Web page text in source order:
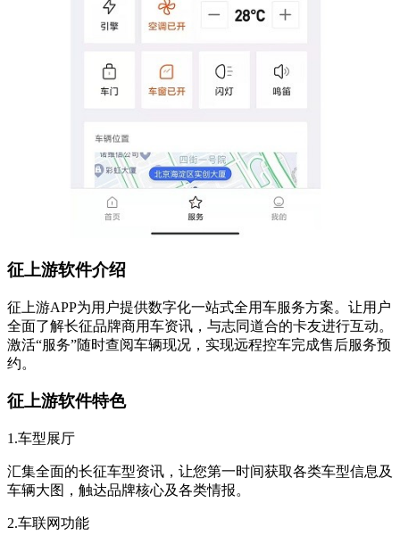
征上游软件介绍
征上游APP为用户提供数字化一站式全用车服务方案。让用户
全面了解长征品牌商用车资讯，与志同道合的卡友进行互动。
激活“服务”随时查阅车辆现况，实现远程控车完成售后服务预
约。
征上游软件特色
1.车型展厅
汇集全面的长征车型资讯，让您第一时间获取各类车型信息及
车辆大图，触达品牌核心及各类情报。
2.车联网功能